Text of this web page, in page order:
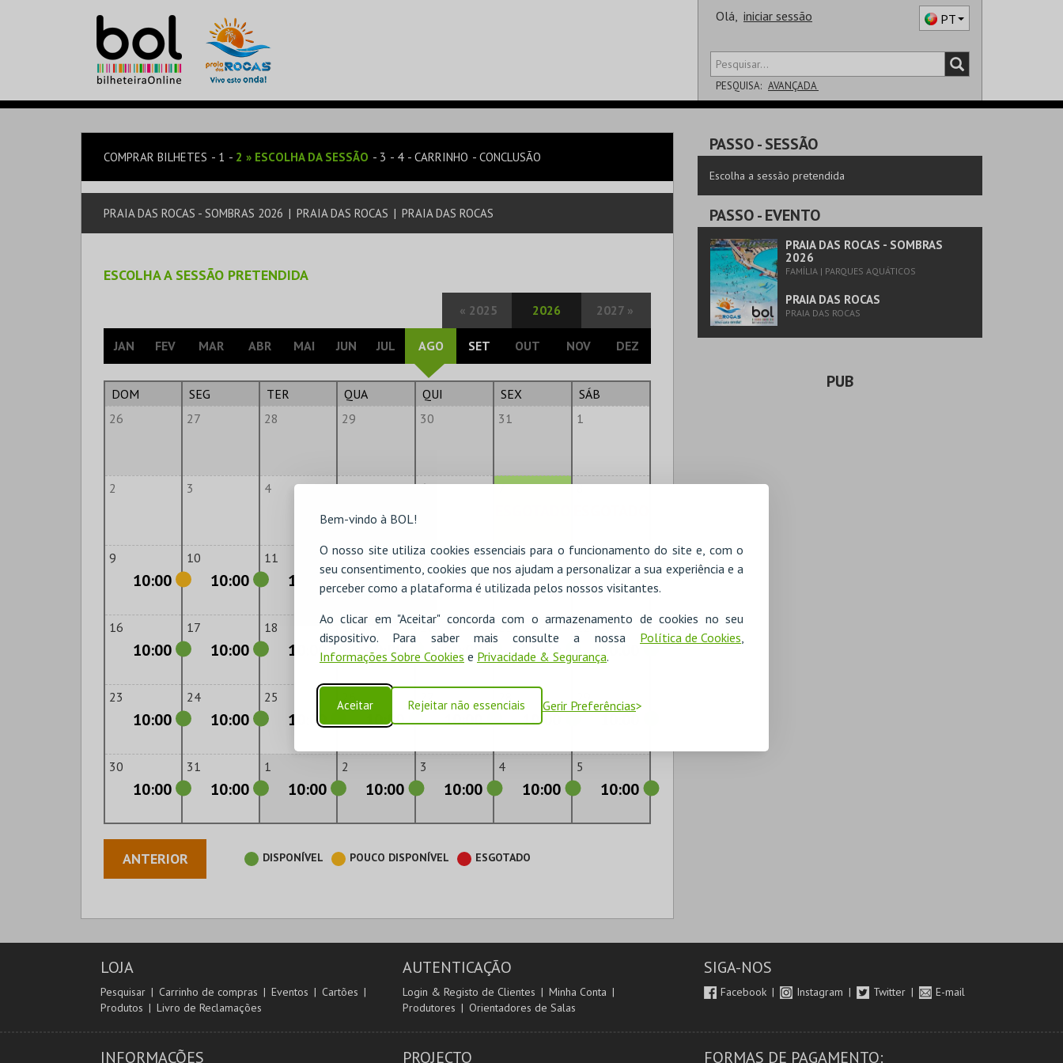
Bem-vindo à BOL!
O nosso site utiliza cookies essenciais para o funcionamento do site e, com o
seu consentimento, cookies que nos ajudam a personalizar a sua experiência e a
perceber como a plataforma é utilizada pelos nossos visitantes.
Ao clicar em "Aceitar" concorda com o armazenamento de cookies no seu
dispositivo. Para saber mais consulte a nossa Política de Cookies,
Informações Sobre Cookies e Privacidade & Segurança.
Aceitar Rejeitar não essenciais Gerir Preferências
Olá, iniciar sessão PT
PESQUISA: AVANÇADA
COMPRAR BILHETES 1 2 » ESCOLHA DA SESSÃO 3 4 CARRINHO CONCLUSÃO
PRAIA DAS ROCAS - SOMBRAS 2026 | PRAIA DAS ROCAS | PRAIA DAS ROCAS
ESCOLHA A SESSÃO PRETENDIDA
« 2025 2026 2027 »
JAN FEV MAR ABR MAI JUN JUL AGO SET OUT NOV DEZ
DOM SEG TER QUA QUI SEX
SÁB
26
27 28 29 30 31 1
2 3 4 5 6 7 8
9
10:00
10
10:00
11
10:00
12
10:00
13
10:00
14
10:00
15
10:00
16
10:00
17
10:00
18
10:00
19
10:00
20
10:00
21
10:00
22
10:00
23
10:00
24
10:00
25
10:00 10:00
27
10:00
28
10:00
30
10:00
31
10:00
1
10:00
2
10:00
3
10:00
4
10:00
5
10:00
ANTERIOR DISPONÍVEL POUCO DISPONÍVEL ESGOTADO
PASSO- SESSÃO
Escolha a sessão pretendida
PASSO- EVENTO
PRAIA DAS ROCAS - SOMBRAS
2026
FAMÍLIA | PARQUES AQUÁTICOS
PRAIA DAS ROCAS
PRAIA DAS ROCAS
PUB
LOJA
Pesquisar Carrinho de compras Eventos
Cartões
Produtos
Livro de Reclamações
AUTENTICAÇÃO
Login & Registo de Clientes
Minha Conta
Produtores
Orientadores de Salas
SIGA-NOS
Facebook Instagram Twitter E-mail
INFORMAÇÕES PROJECTO FORMAS DE PAGAMENTO: